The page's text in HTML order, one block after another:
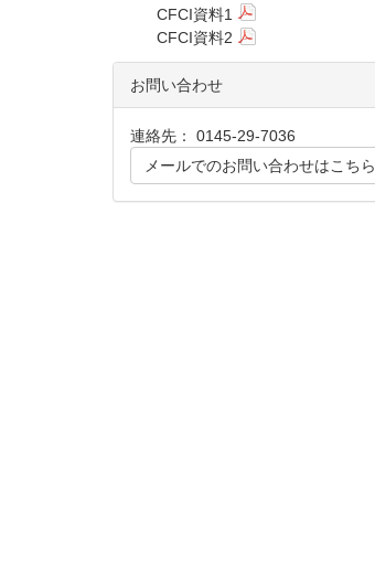
CFCI資料1
CFCI資料2
お問い合わせ
連絡先： 0145-29-7036
メールでのお問い合わせはこちら